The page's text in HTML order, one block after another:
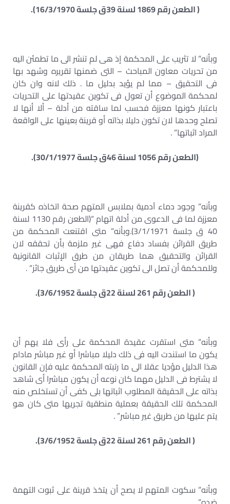
( الطعن رقم 1869 لسنة 39ق جلسة 16/3/1970).
وبأنه” لا تثريب على المحكمة إذ هى لم تنشر الى ما تطمئن اليه
من تحريات معاون المباحث – التى ضمنها تقريره وشهد بها
فى التحقيق – مما لم يؤيد بدليل ما . ذلك لانه وان كان
لمحكمة الموضوع أن تعول فى تكوين عقيدتها على التحريات
باعتبار كونها معززة فحسب لما ساقته من أدلة – ألا أنها لا
تصلح وحدها لان تكون دليلا بذاته أو قرينة بعينها على الواقعة
المراد اثباتها” .
(الطعن رقم 1056 لسنة 46ق جلسة 30/1/1977).
وبأنه” وجود دماء آدمية بملابس المتهم صحة اتخاذه كقرينة
معززة لما فى الدعوى من أدلة اتهام “(الطعن رقم 1130 لسنة
40 ق جلسة 3/1/1971).وبأنه” متى اقتنعت المحكمة من
طريق القرائن بفساد دفاع فهى غير ملزمة بأن تحققه لان
القرائن والتحقيق هما طريقان من طرق الإثبات القانونية
وللمحكمة أن تصل الى تكوين عقيدتها من أى طريق جائز” .
( الطعن رقم 261 لسنة 22ق جلسة 3/6/1952).
وبأنه” متى استقرت عقيدة المحكمة على رأى فلا يهم أن
يكون ما استندت اليه فى ذلك دليلا مباشرا أو غير مباشر مادام
هذا الدليل مؤديا عقلا الى ما رتبته المحكمة عليه فإن القانون
لا يشترط فى الدليل مهما كان نوعه أن يكون مباشرا أى شاهد
بذاته على الحقيقة المطلوب اثباتها بلى كفى أن تستخلص منه
المحكمة تلك الحقيقة بعملية منطقية تجريها متى كان هو
يتم عليها من طريق غير مباشر” .
( الطعن رقم 261 لسنة 22ق جلسة 3/6/1952).
وبأنه” سكوت المتهم لا يصح أن يتخذ قرينة على ثبوت التهمة